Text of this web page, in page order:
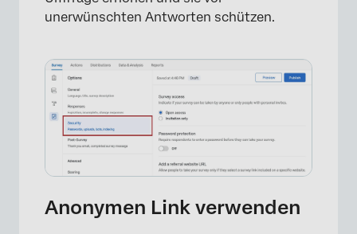
unerwünschten Antworten schützen.
Anonymen Link verwenden